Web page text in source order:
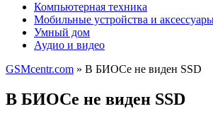
Компьютерная техника
Мобильные устройства и
Умный дом
Аудио и видео
GSMcentr.com » В БИОСе не виден SSD
В БИОСе не виден SSD